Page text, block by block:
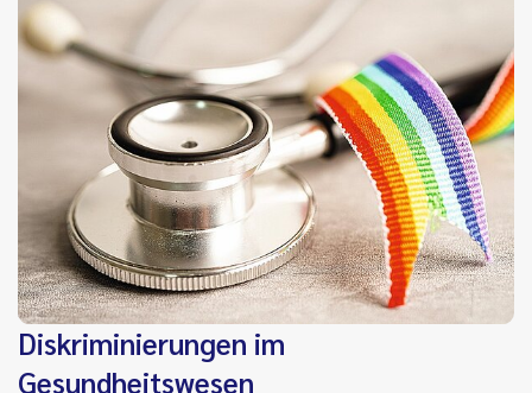
Diskriminierungen im
Gesundheitswesen